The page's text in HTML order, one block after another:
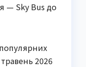
— Sky Bus до
2026